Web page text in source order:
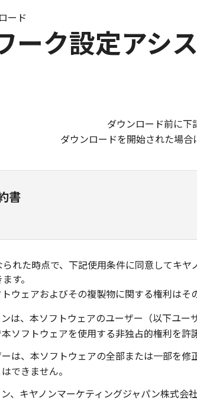
ーク設定アシ
ード
ダウンロード前に下
ダウンロードを開始された場合
書
られた時点で、下記使用条件に同意してキ
す。
ウェアおよびその複製物に関する権利はそ
は、本ソフトウェアのユーザー（以下ユ
ソフトウェアを使用する非独占的権利を許
は、本ソフトウェアの全部または一部を
できません。
、キヤノンマーケティングジャパン株式